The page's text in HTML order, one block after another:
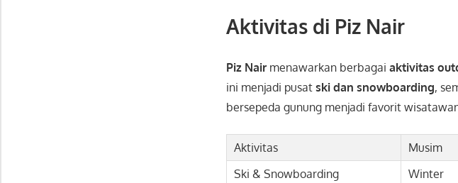
Aktivitas di Piz Nair
Piz Nair menawarkan berbagaiaktivitas
ini menjadi pusatski dan snowboarding,
bersepeda gunung menjadi favorit
Aktivitas Musim
Ski & Snowboarding
Winter